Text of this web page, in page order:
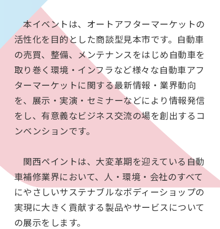
本イベントは、オートアフターマーケットの
活性化を目的とした商談型見本市です。自動車
の売買、整備、メンテナンスをはじめ自動車を
取り巻く環境・インフラなど様々な自動車アフ
ターマーケットに関する最新情報・業界動向
を、展示・実演・セミナーなどにより情報発信
をし、有意義なビジネス交流の場を創出するコ
ンベンションです。
関西ペイントは、大変革期を迎えている自動
車補修業界において、人・環境・会社のすべて
にやさしいサステナブルなボディーショップの
実現に大きく貢献する製品やサービスについて
の展示をします。